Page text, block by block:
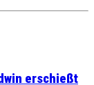
erschießt